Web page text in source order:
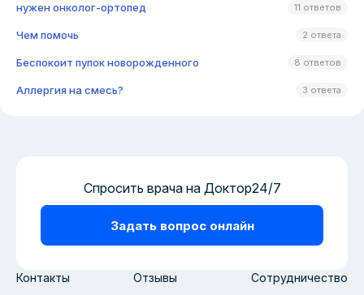
нужен онколог-ортопед 11 ответов
Чем помочь 2 ответа
Беспокоит пупок новорожденного 8 ответов
Аллергия на смесь? 3 ответа
Контакты Отзывы Сотрудничество
Спросить врача на Доктор24/7
Задать вопрос онлайн